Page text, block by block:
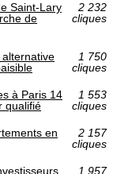
Saint-Lary
de
2 232
cliques
1 750
cliques
à Paris 14
qualifié
1 553
cliques
en
2 157
cliques
1 957